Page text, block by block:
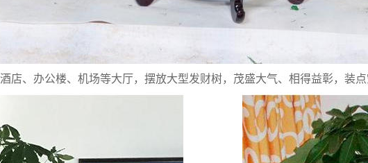
酒店、办公楼、机场等大厅，摆放大型发财树，茂盛大气、相得益彰，装